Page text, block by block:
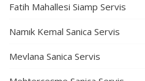
Fatih Mahallesi Siamp Servis
Namık Kemal Sanica Servis
Mevlana Sanica Servis